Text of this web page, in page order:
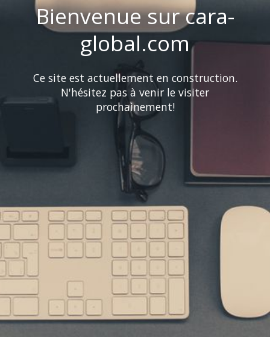
Bienvenue sur cara-
global.com
Ce site est actuellement en construction.
N'hésitez pas à venir le visiter
prochainement!